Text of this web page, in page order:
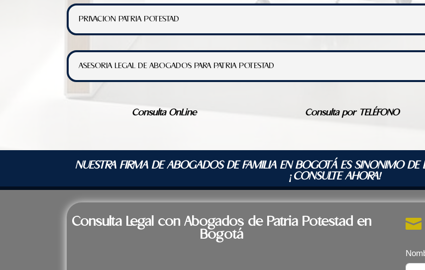
PRIVACION PATRIA POTESTAD
ASESORIA LEGAL DE ABOGADOS PARA PATRIA POTESTAD
Consulta OnLine Consulta por TELÉFONO
NUESTRA FIRMA DE ABOGADOS DE FAMILIA EN BOGOTÁ ES SINONIMO
¡CONSULTE AHORA!
Consulta Legal con Abogados de Patria Potestad en
Bogotá
